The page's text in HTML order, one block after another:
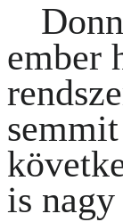
ember
is